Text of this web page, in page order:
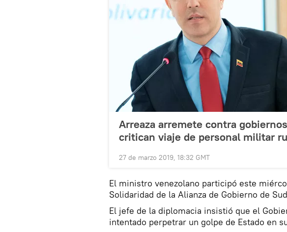
Arreaza arremete contra
critican viaje de personal militar
27 de marzo 2019, 18:32 GMT
El ministro venezolano participó este
Solidaridad de la Alianza de Gobierno de
El jefe de la diplomacia insistió que el
intentado perpetrar un golpe de Estado en